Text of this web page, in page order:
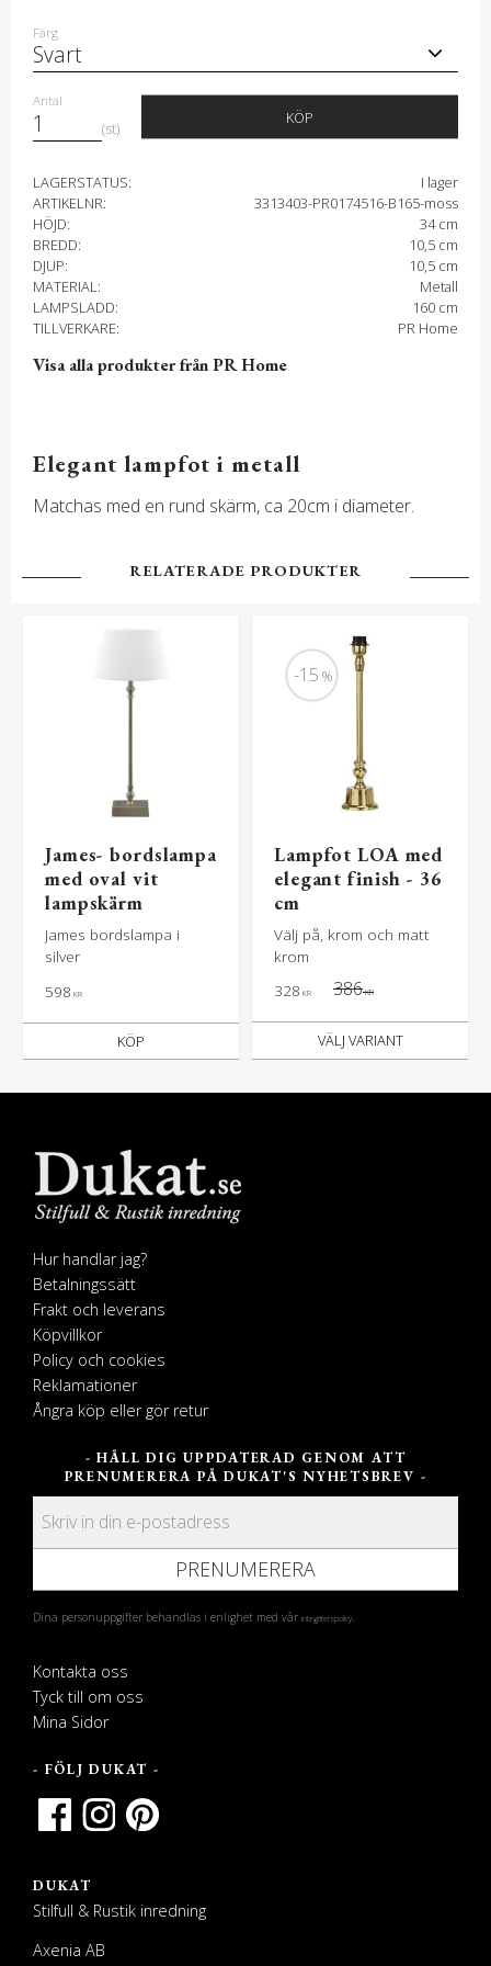
Färg
Antal
st
KÖP
LAGERSTATUS
I lager
ARTIKELNR
3313403-PR0174516-B165-moss
HÖJD
34 cm
BREDD
10,5 cm
DJUP
10,5 cm
MATERIAL
Metall
LAMPSLADD
160 cm
TILLVERKARE
PR Home
Visa alla produkter från PR Home
Elegant lampfot i metall
Matchas med en rund skärm, ca 20cm i diameter.
RELATERADE PRODUKTER
James- bordslampa
med oval vit
lampskärm
James bordslampa i
silver
598 KR
KÖP
Lampfot LOA med
elegant finish - 36
cm
Välj på, krom och matt
krom
328 KR 386KR
15 %
Hur handlar jag?
Betalningssätt
Frakt och leverans
Köpvillkor
Policy och cookies
Reklamationer
Ångra köp eller gör retur
- HÅLL DIG UPPDATERAD GENOM ATT
PRENUMERERA PÅ DUKAT'S NYHETSBREV -
PRENUMERERA
Dina personuppgifter behandlas i enlighet med vår integritetspolicy.
Kontakta oss
Tyck till om oss
Mina Sidor
- FÖLJ DUKAT -
DUKAT
Stilfull & Rustik inredning
Axenia AB